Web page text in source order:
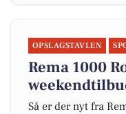
OPSLAGSTAVLEN
Rema 1000
Så er der nyt fra